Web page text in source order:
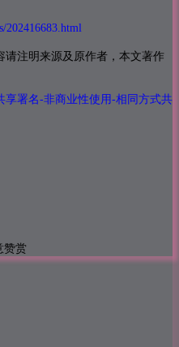
202416683.html
请注明来源及原作者，本文著作
享署名-非商业性使用-相同方式共
赞赏